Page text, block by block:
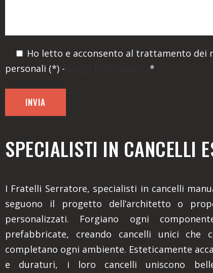
Ho letto e acconsento al trattamento dei
personali (*) -
*
SPECIALISTI IN CANCELLI
I Fratelli Serratore, specialisti in cancelli
seguono il progetto dell’architetto o
personalizzati. Forgiano ogni
prefabbricate, creando cancelli unici che
completano ogni ambiente. Esteticamente
e duraturi, i loro cancelli uniscono